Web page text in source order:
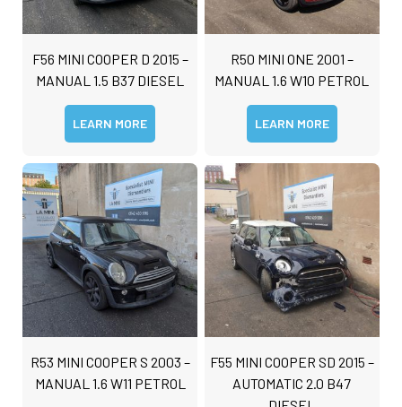
F56 MINI COOPER D 2015 –
MANUAL 1.5 B37 DIESEL
LEARN MORE
R50 MINI ONE 2001 –
MANUAL 1.6 W10 PETROL
LEARN MORE
R53 MINI COOPER S 2003 –
MANUAL 1.6 W11 PETROL
F55 MINI COOPER SD 2015 –
AUTOMATIC 2.0 B47